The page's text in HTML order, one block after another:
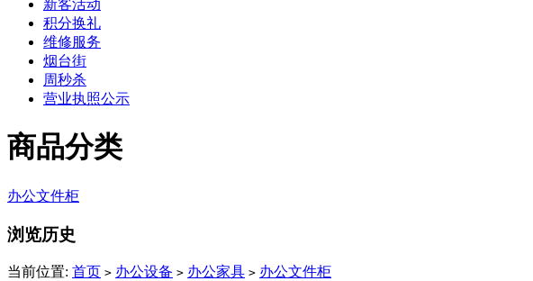
新客活动
积分换礼
维修服务
烟台街
周秒杀
营业执照公示
商品分类
办公文件柜
浏览历史
当前位置: 首页 > 办公设备 > 办公家具 > 办公文件柜